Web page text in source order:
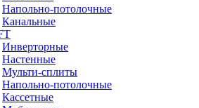
Напольно-потолочные
Канальные
Инверторные
Настенные
Мульти-сплиты
Напольно-потолочные
Кассетные